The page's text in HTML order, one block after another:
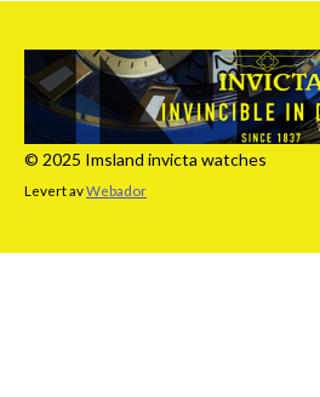
© 2025 Imsland invicta watches
Levert avWebador